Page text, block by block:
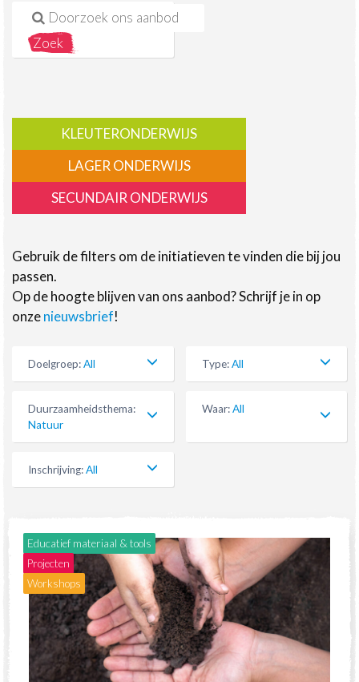
Search for:
KLEUTERONDERWIJS
LAGER ONDERWIJS
SECUNDAIR ONDERWIJS
Gebruik de filters om de initiatieven te vinden die bij jou
passen.
Op de hoogte blijven van ons aanbod? Schrijf je in op
onzenieuwsbrief!
Doelgroep:All Type:All
Duurzaamheidsthema:
Natuur
Waar:All
Inschrijving:All
Educatief materiaal & tools
Projecten
Workshops